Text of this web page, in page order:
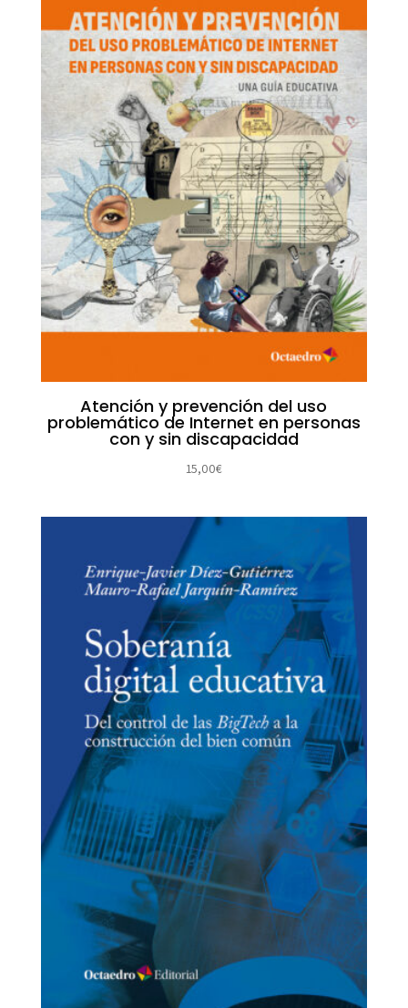
Atención y prevención del uso
problemático de Internet en personas
con y sin discapacidad
15,00€